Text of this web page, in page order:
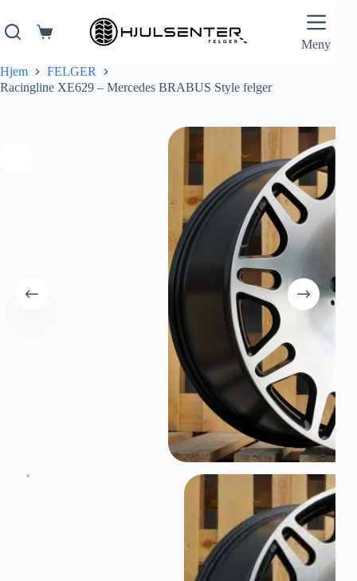
innholdetHandlekurv Meny
Hjem
FELGER
Racingline XE629 – Mercedes BRABUS Style felger